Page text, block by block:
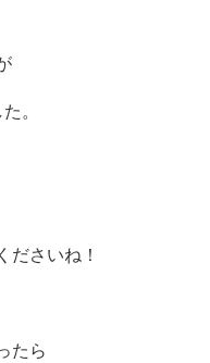
。
ださいね！
たら